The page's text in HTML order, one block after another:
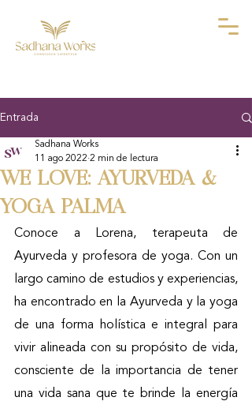
Entrada
WE LOVE: AYURVEDA &
YOGA PALMA
Sadhana Works
11 ago 2022 2 min de lectura
Conoce a Lorena, terapeuta de
Ayurveda y profesora de yoga. Con un
largo camino de estudios y experiencias,
ha encontrado en la Ayurveda y la yoga
de una forma holística e integral para
vivir alineada con su propósito de vida,
consciente de la importancia de tener
una vida sana que te brinde la energía